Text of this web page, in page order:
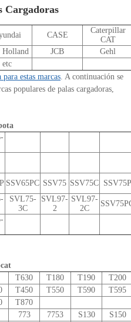
Cargadoras
CASE
Caterpillar
CAT
Holland JCB
Gehl
etc
para estas marcas. A continuación se
populares de palas cargadoras,
SSV65PC SSV75 SSV75C SSV75P
SVL75-
3C
SVL97-
2
SVL97-
2C
T630 T180 T190
T200
T450 T550 T590
T595
T870
773 7753 S130
S150